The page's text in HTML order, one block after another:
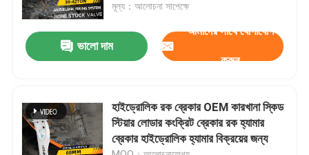
যোগাযোগ করুন
উদ্ধৃতির জন্য আবেদন
হাইড্রোলিক রক ব্রেকার
খননকারী হাইড্রোলিক ব্রেকার
মূল্য：আলোচনা সাপেক্ষে
ভালো দাম
আমাদের সাথে যোগাযোগ
করুন
হাইড্রোলিক রক ব্রেকার OEM কারখানা স্কিড
স্টিয়ার লোডার কংক্রিট ব্রেকার রক হ্যামার
ব্রেকার হাইড্রোলিক হ্যামার বিক্রয়ের জন্য